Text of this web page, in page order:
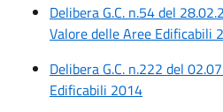
Delibera G.C. n.54 del
Valore delle Aree Edificabili
Delibera G.C. n.222 del
Edificabili 2014